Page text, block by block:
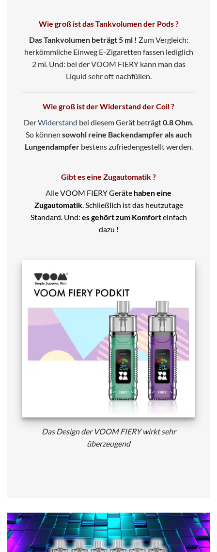
Wie groß ist das Tankvolumen der Pods ?
Das Tankvolumen beträgt 5 ml ! Zum Vergleich:
herkömmliche Einweg E-Zigaretten fassen lediglich
2 ml. Und: bei der VOOM FIERY kann man das
Liquid sehr oft nachfüllen.
Wie groß ist der Widerstand der Coil ?
DerWiderstand bei diesem Gerät beträgt0.8 Ohm.
So können sowohl reine Backendampfer als auch
Lungendampferbestens zufriedengestellt werden.
Gibt es eine Zugautomatik ?
AlleVOOM FIERY Geräte haben eine
Zugautomatik. Schließlich ist das heutzutage
Standard. Und: es gehört zum Komforteinfach
dazu !
Das Design der VOOM FIERY wirkt sehr
überzeugend